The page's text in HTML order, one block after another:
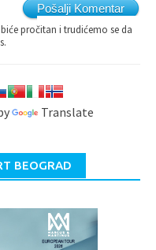
Pošalji Komentar
pročitan i trudićemo se da
Translate
BEOGRAD